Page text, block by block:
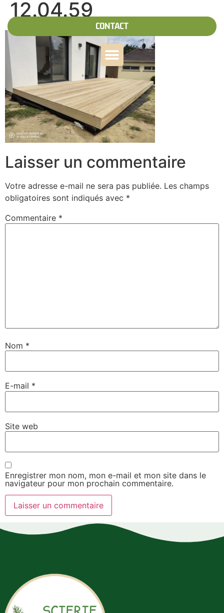
CONTACT
12.04.59
Laisser un commentaire
Votre adresse e-mail ne sera pas publiée. Les champs
obligatoires sont indiqués avec *
Commentaire *
Nom *
E-mail *
Site web
Enregistrer mon nom, mon e-mail et mon site dans le
navigateur pour mon prochain commentaire.